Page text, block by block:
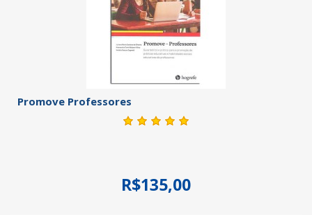
Promove Professores
R$135,00